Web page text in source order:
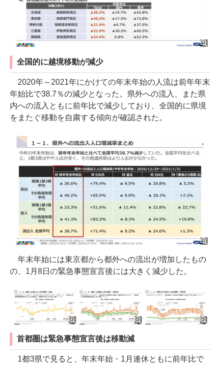
全国的に越境移動が減少
2020年～2021年にかけての年末年始の人流は前年年末
年始比で38.7％の減少となった。県外への流入、また県
内への流入ともに前年比で減少しており、全国的に県境
をまたぐ移動を自粛する傾向が確認された。
年末年始には東京都から都外への流出が増加したもの
の、1月8日の緊急事態宣言後には大きく減少した。
首都圏は緊急事態宣言後は移動減
1都3県で見ると、年末年始・1月連休ともに前年比で